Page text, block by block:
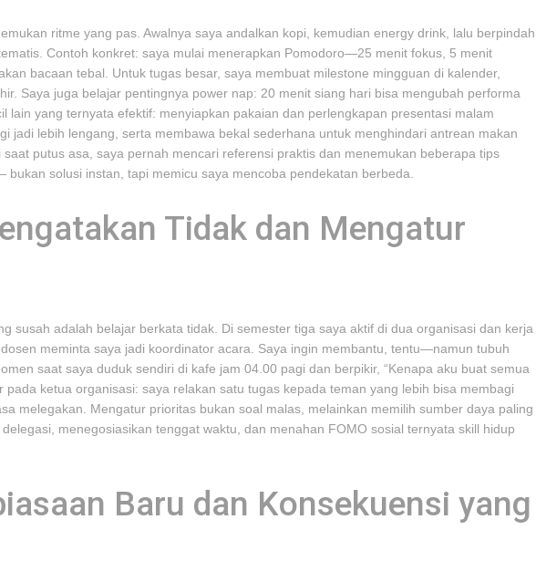
ritme yang pas. Awalnya saya andalkan kopi, kemudian energy drink, lalu berpindah
Contoh konkret: saya mulai menerapkan Pomodoro—25 menit fokus, 5 menit
bacaan tebal. Untuk tugas besar, saya membuat milestone mingguan di kalender,
Saya juga belajar pentingnya power nap: 20 menit siang hari bisa mengubah performa
lain yang ternyata efektif: menyiapkan pakaian dan perlengkapan presentasi malam
jadi lebih lengang, serta membawa bekal sederhana untuk menghindari antrean makan
putus asa, saya pernah mencari referensi praktis dan menemukan beberapa tips
bukan solusi instan, tapi memicu saya mencoba pendekatan berbeda.
Tidak dan Mengatur
susah adalah belajar berkata tidak. Di semester tiga saya aktif di dua organisasi dan kerja
meminta saya jadi koordinator acara. Saya ingin membantu, tentu—namun tubuh
saat saya duduk sendiri di kafe jam 04.00 pagi dan berpikir, “Kenapa aku buat semua
pada ketua organisasi: saya relakan satu tugas kepada teman yang lebih bisa membagi
melegakan. Mengatur prioritas bukan soal malas, melainkan memilih sumber daya paling
menegosiasikan tenggat waktu, dan menahan FOMO sosial ternyata skill hidup
Baru dan Konsekuensi yang